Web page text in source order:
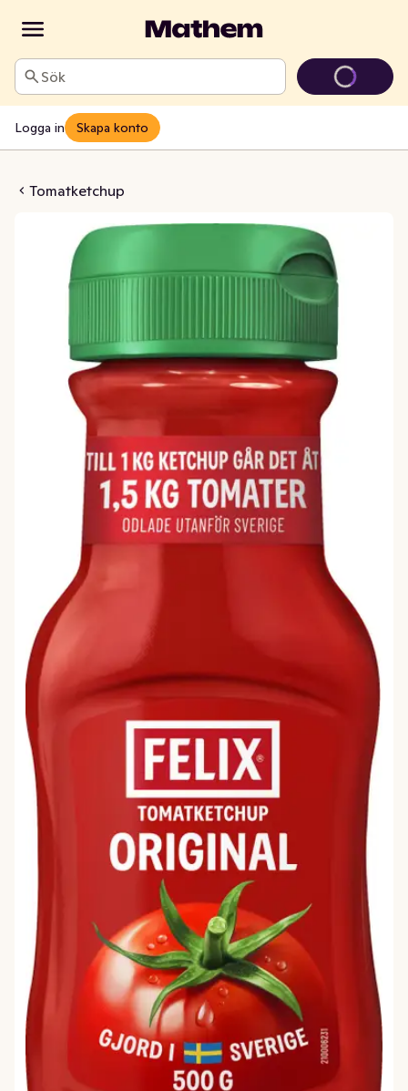
Sök
Logga in Skapa konto
Tomatketchup